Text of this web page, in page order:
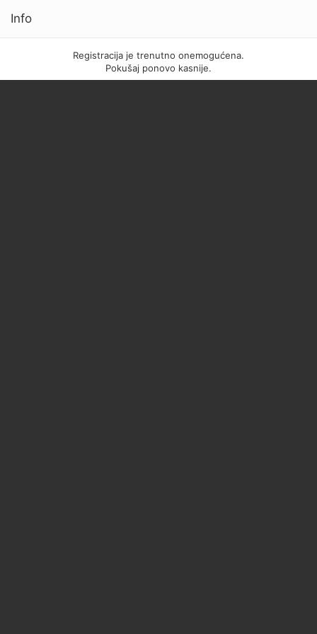
Info
Registracija je trenutno onemogućena.
Pokušaj ponovo kasnije.